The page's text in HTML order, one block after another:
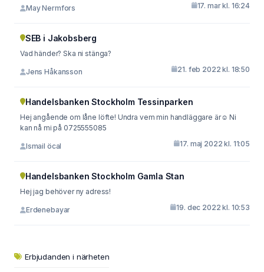
May Nermfors 17. mar kl. 16:24
SEB i Jakobsberg
Vad händer? Ska ni stänga?
Jens Håkansson 21. feb 2022 kl. 18:50
Handelsbanken Stockholm Tessinparken
Hej angående om låne löfte! Undra vem min handläggare är☺️ Ni
kan nå mi på 0725555085
Ismail öcal 17. maj 2022 kl. 11:05
Handelsbanken Stockholm Gamla Stan
Hej jag behöver ny adress!
Erdenebayar 19. dec 2022 kl. 10:53
Erbjudanden i närheten